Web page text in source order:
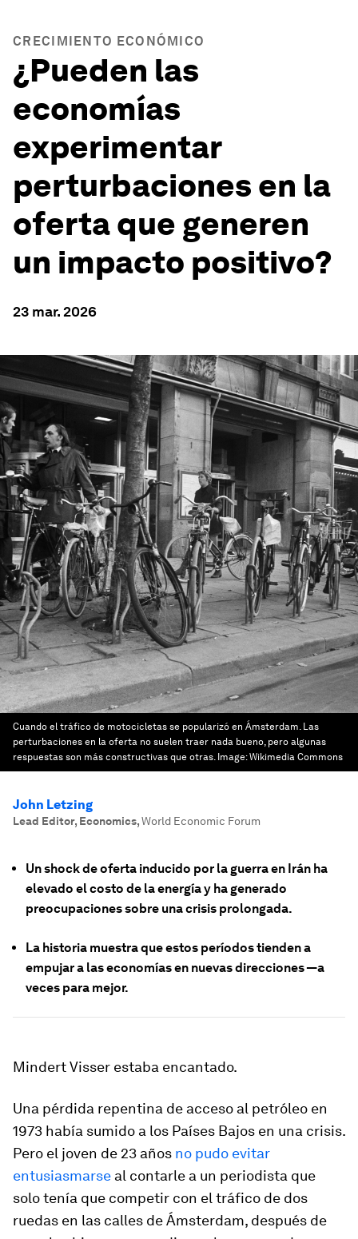
CRECIMIENTO ECONÓMICO
¿Pueden las
economías
experimentar
perturbaciones en la
oferta que generen
un impacto positivo?
23 mar. 2026
Cuando el tráfico de motocicletas se popularizó en Ámsterdam. Las
perturbaciones en la oferta no suelen traer nada bueno, pero algunas
respuestas son más constructivas que otras. Image:Wikimedia Commons
John Letzing
Lead Editor, Economics,World Economic Forum
Un shock de oferta inducido por la guerra en Irán ha
elevado el costo de la energía y ha generado
preocupaciones sobre una crisis prolongada.
La historia muestra que estos períodos tienden a
empujar a las economías en nuevas direcciones —a
veces para mejor.
Mindert Visser estaba encantado.
Una pérdida repentina de acceso al petróleo en
1973 había sumido a los Países Bajos en una crisis.
Pero el joven de 23 años no pudo evitar
entusiasmarse al contarle a un periodista que
solo tenía que competir con el tráfico de dos
ruedas en las calles de Ámsterdam, después de